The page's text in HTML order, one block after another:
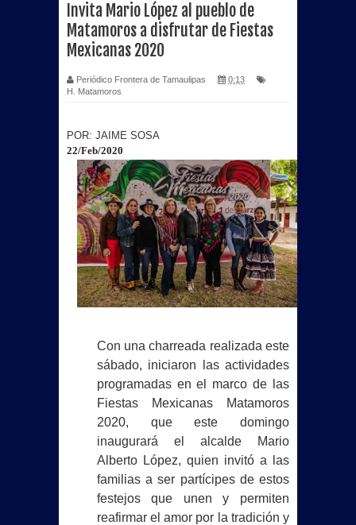
Invita Mario López al pueblo de
Matamoros a disfrutar de Fiestas
Mexicanas 2020
Periódico Frontera de Tamaulipas
0:13
H. Matamoros
POR: JAIME SOSA
22/Feb/2020
Con una charreada realizada este
sábado, iniciaron las actividades
programadas en el marco de las
Fiestas Mexicanas Matamoros
2020, que este domingo
inaugurará el alcalde Mario
Alberto López, quien invitó a las
familias a ser partícipes de estos
festejos que unen y permiten
reafirmar el amor por la tradición y